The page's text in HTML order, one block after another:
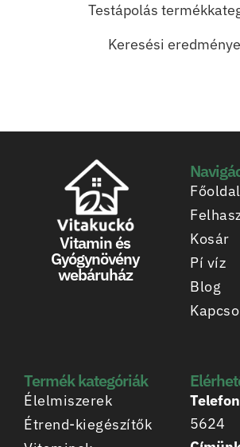
Testápolás
Keresési
Vitamin és
Gyógynövény
webáruház
Főoldal
Kosár
Pí víz
Blog
Termék kategóriák
Élelmiszerek
Étrend-kiegészítők
5624